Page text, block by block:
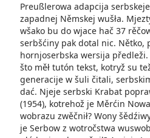
Preußlerowa adapcija
zapadnej Němskej wušła.
wšako bu do wjace hač 37
serbšćiny pak dotal nic. Nětko,
hornjoserbska wersija
što měł tutón tekst, kotryž su
generacije w šuli čitali,
dać. Njeje serbski Krabat
(1954), kotrehož je Měrćin
wobrazu zwěčnił? Wony
je Serbow z wotročstwa